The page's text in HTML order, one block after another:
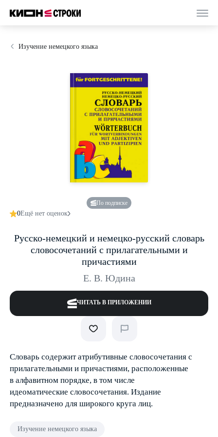
Изучение немецкого языка
По подписке
0Ещё нет оценок
Русско-немецкий и немецко-русский словарь
словосочетаний с прилагательными и
причастиями
Е. В. Юдина
ЧИТАТЬ В ПРИЛОЖЕНИИ
Словарь содержит атрибутивные словосочетания с
прилагательными и причастиями, расположенные
в алфавитном порядке, в том числе
идеоматические словосочетания. Издание
предназначено для широкого круга лиц.
Изучение немецкого языка